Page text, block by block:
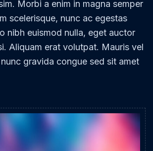
Morbi a enim in magna semper
scelerisque, nunc ac egestas
nibh euismod nulla, eget auctor
Aliquam erat volutpat. Mauris vel
gravida congue sed sit amet